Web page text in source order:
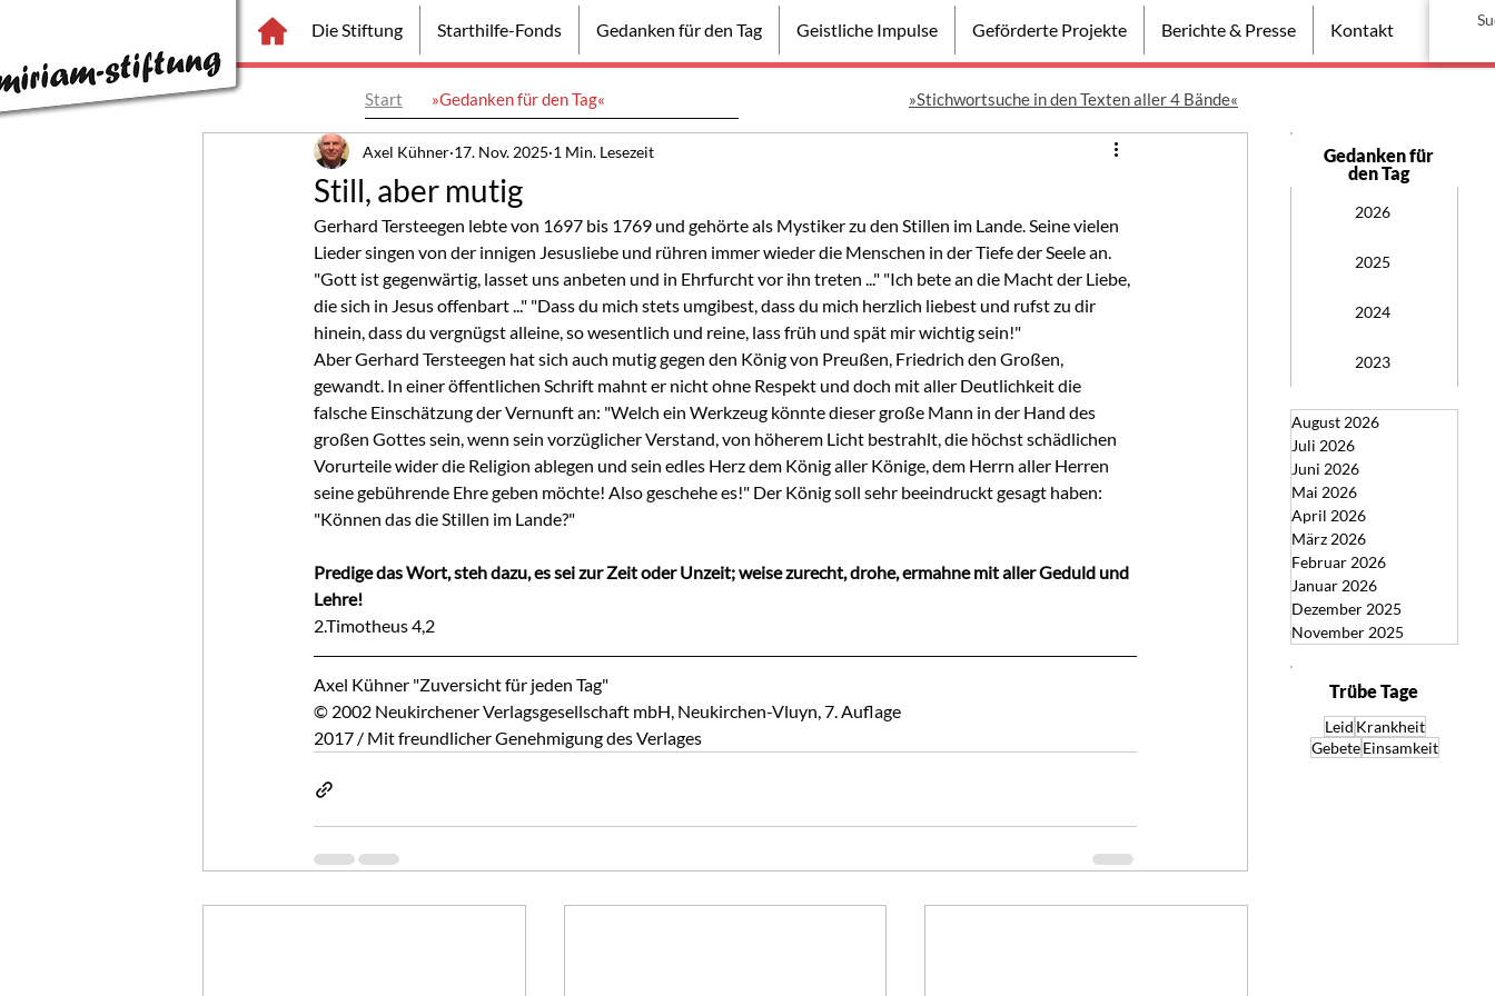
Die Stiftung Starthilfe-Fonds Gedanken für den Tag Geistliche Impulse Geförderte Projekte Berichte & Presse Kontakt
Start »Gedanken für den Tag«
Still, aber mutig
Axel Kühner 17. Nov. 2025 1 Min. Lesezeit
Gerhard Tersteegen lebte von 1697 bis 1769 und gehörte als Mystiker zu den Stillen im Lande. Seine vielen
Lieder singen von der innigen Jesusliebe und rühren immer wieder die Menschen in der Tiefe der Seele an.
"Gott ist gegenwärtig, lasset uns anbeten und in Ehrfurcht vor ihn treten ..." "Ich bete an die Macht der Liebe,
die sich in Jesus offenbart ..." "Dass du mich stets umgibest, dass du mich herzlich liebest und rufst zu dir
hinein, dass du vergnügst alleine, so wesentlich und reine, lass früh und spät mir wichtig sein!"
Aber Gerhard Tersteegen hat sich auch mutig gegen den König von Preußen, Friedrich den Großen,
gewandt. In einer öffentlichen Schrift mahnt er nicht ohne Respekt und doch mit aller Deutlichkeit die
falsche Einschätzung der Vernunft an: "Welch ein Werkzeug könnte dieser große Mann in der Hand des
großen Gottes sein, wenn sein vorzüglicher Verstand, von höherem Licht bestrahlt, die höchst schädlichen
Vorurteile wider die Religion ablegen und sein edles Herz dem König aller Könige, dem Herrn aller Herren
seine gebührende Ehre geben möchte! Also geschehe es!" Der König soll sehr beeindruckt gesagt haben:
"Können das die Stillen im Lande?"
Predige das Wort, steh dazu, es sei zur Zeit oder Unzeit; weise zurecht, drohe, ermahne mit aller Geduld und
Lehre!
2.Timotheus 4,2
Axel Kühner "Zuversicht für jeden Tag"
© 2002 Neukirchener Verlagsgesellschaft mbH, Neukirchen-Vluyn, 7. Auflage
2017 / Mit freundlicher Genehmigung des Verlages
Gedanken für
den Tag
2026
2025
2024
2023
August 2026
Juli 2026
Juni 2026
Mai 2026
April 2026
März 2026
Februar 2026
Januar 2026
Dezember 2025
November 2025
»Stichwortsuche in den Texten aller 4 Bände«
Trübe Tage
Leid Krankheit
Gebete Einsamkeit